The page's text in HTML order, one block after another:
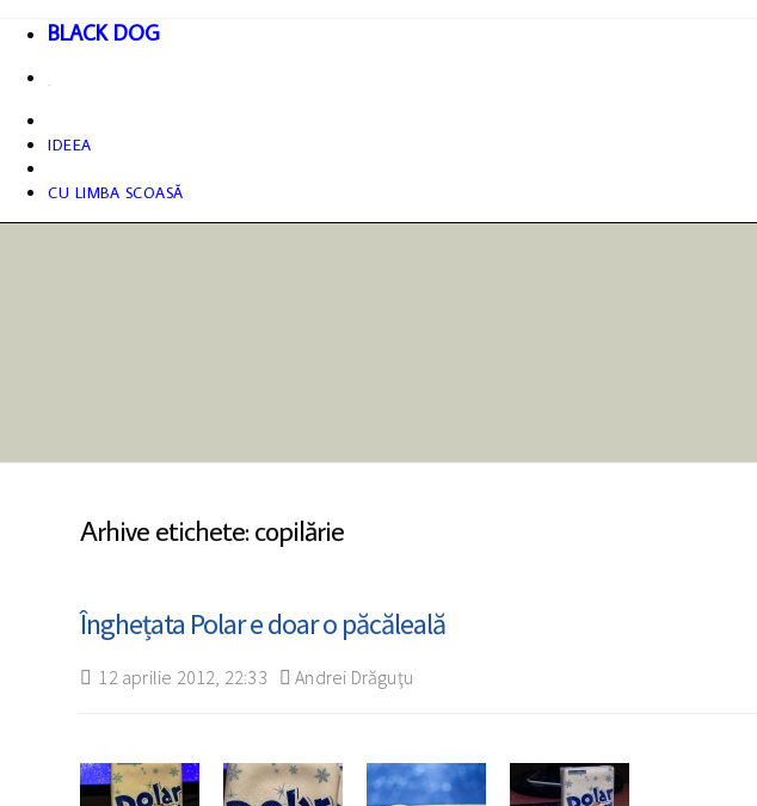
BLACK DOG
IDEEA
CU LIMBA SCOASĂ
Arhive etichete: copilărie
Înghețata Polar e doar o păcăleală
12 aprilie 2012, 22:33 Andrei Drăguţu